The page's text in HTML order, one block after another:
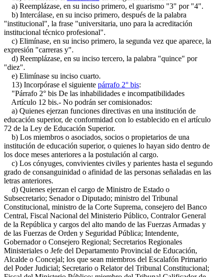
a) Reemplázase, en su inciso primero, el guarismo "3" por "4".
b) Intercálase, en su inciso primero, después de la palabra
"institucional", la frase "universitaria, uno para la acreditación
institucional técnico profesional".
c) Elimínase, en su inciso primero, la segunda vez que aparece, la
expresión "carreras y".
d) Reemplázase, en su inciso tercero, la palabra "quince" por
"diez".
e) Elimínase su inciso cuarto.
13) Incorpórase el siguiente párrafo 2° bis:
"Párrafo 2° bis De las inhabilidades e incompatibilidades
Artículo 12 bis.- No podrán ser comisionados:
a) Quienes ejerzan funciones directivas en una institución de
educación superior, de conformidad con lo establecido en el artículo
72 de la Ley de Educación Superior.
b) Los miembros o asociados, socios o propietarios de una
institución de educación superior, o quienes lo hayan sido dentro de
los doce meses anteriores a la postulación al cargo.
c) Los cónyuges, convivientes civiles y parientes hasta el segundo
grado de consanguinidad o afinidad de las personas señaladas en las
letras anteriores.
d) Quienes ejerzan el cargo de Ministro de Estado o
Subsecretario; Senador o Diputado; ministro del Tribunal
Constitucional, ministro de la Corte Suprema, consejero del Banco
Central, Fiscal Nacional del Ministerio Público, Contralor General
de la República y cargos del alto mando de las Fuerzas Armadas y
de las Fuerzas de Orden y Seguridad Pública; Intendente,
Gobernador o Consejero Regional; Secretarios Regionales
Ministeriales o Jefe del Departamento Provincial de Educación,
Alcalde o Concejal; los que sean miembros del Escalafón Primario
del Poder Judicial; Secretario o Relator del Tribunal Constitucional;